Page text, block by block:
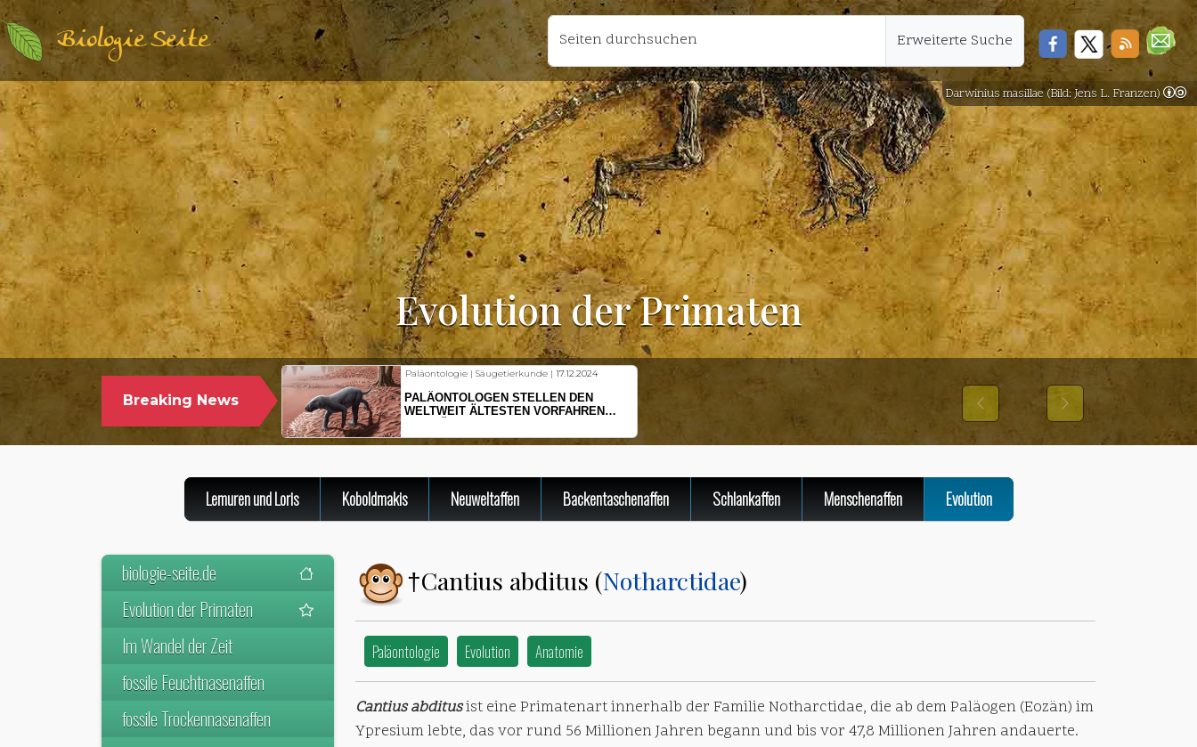
Biologie Seite Seiten durchsuchen Erweiterte Suche
Evolution der Primaten
Breaking News
Fischkunde | Klimawandel |18.11.2024
KLIMAWANDEL SETZT
HERINGSLARVEN UNTER STRESS
Previous Next
Darwinius masillae (Bild: Jens L. Franzen)
Lemuren und Loris Koboldmakis Neuweltaffen Backentaschenaffen Schlankaffen Menschenaffen Evolution
biologie-seite.de
Evolution der Primaten
Im Wandel der Zeit
fossile Feuchtnasenaffen
fossile Trockennasenaffen
†Cantius abditus (Notharctidae)
Paläontologie Evolution Anatomie
Cantius abditusist eine Primatenart innerhalb der Familie Notharctidae, die ab dem Paläogen (Eozän) im
Ypresium lebte, das vor rund 56 Millionen Jahren begann und bis vor 47,8 Millionen Jahren andauerte.